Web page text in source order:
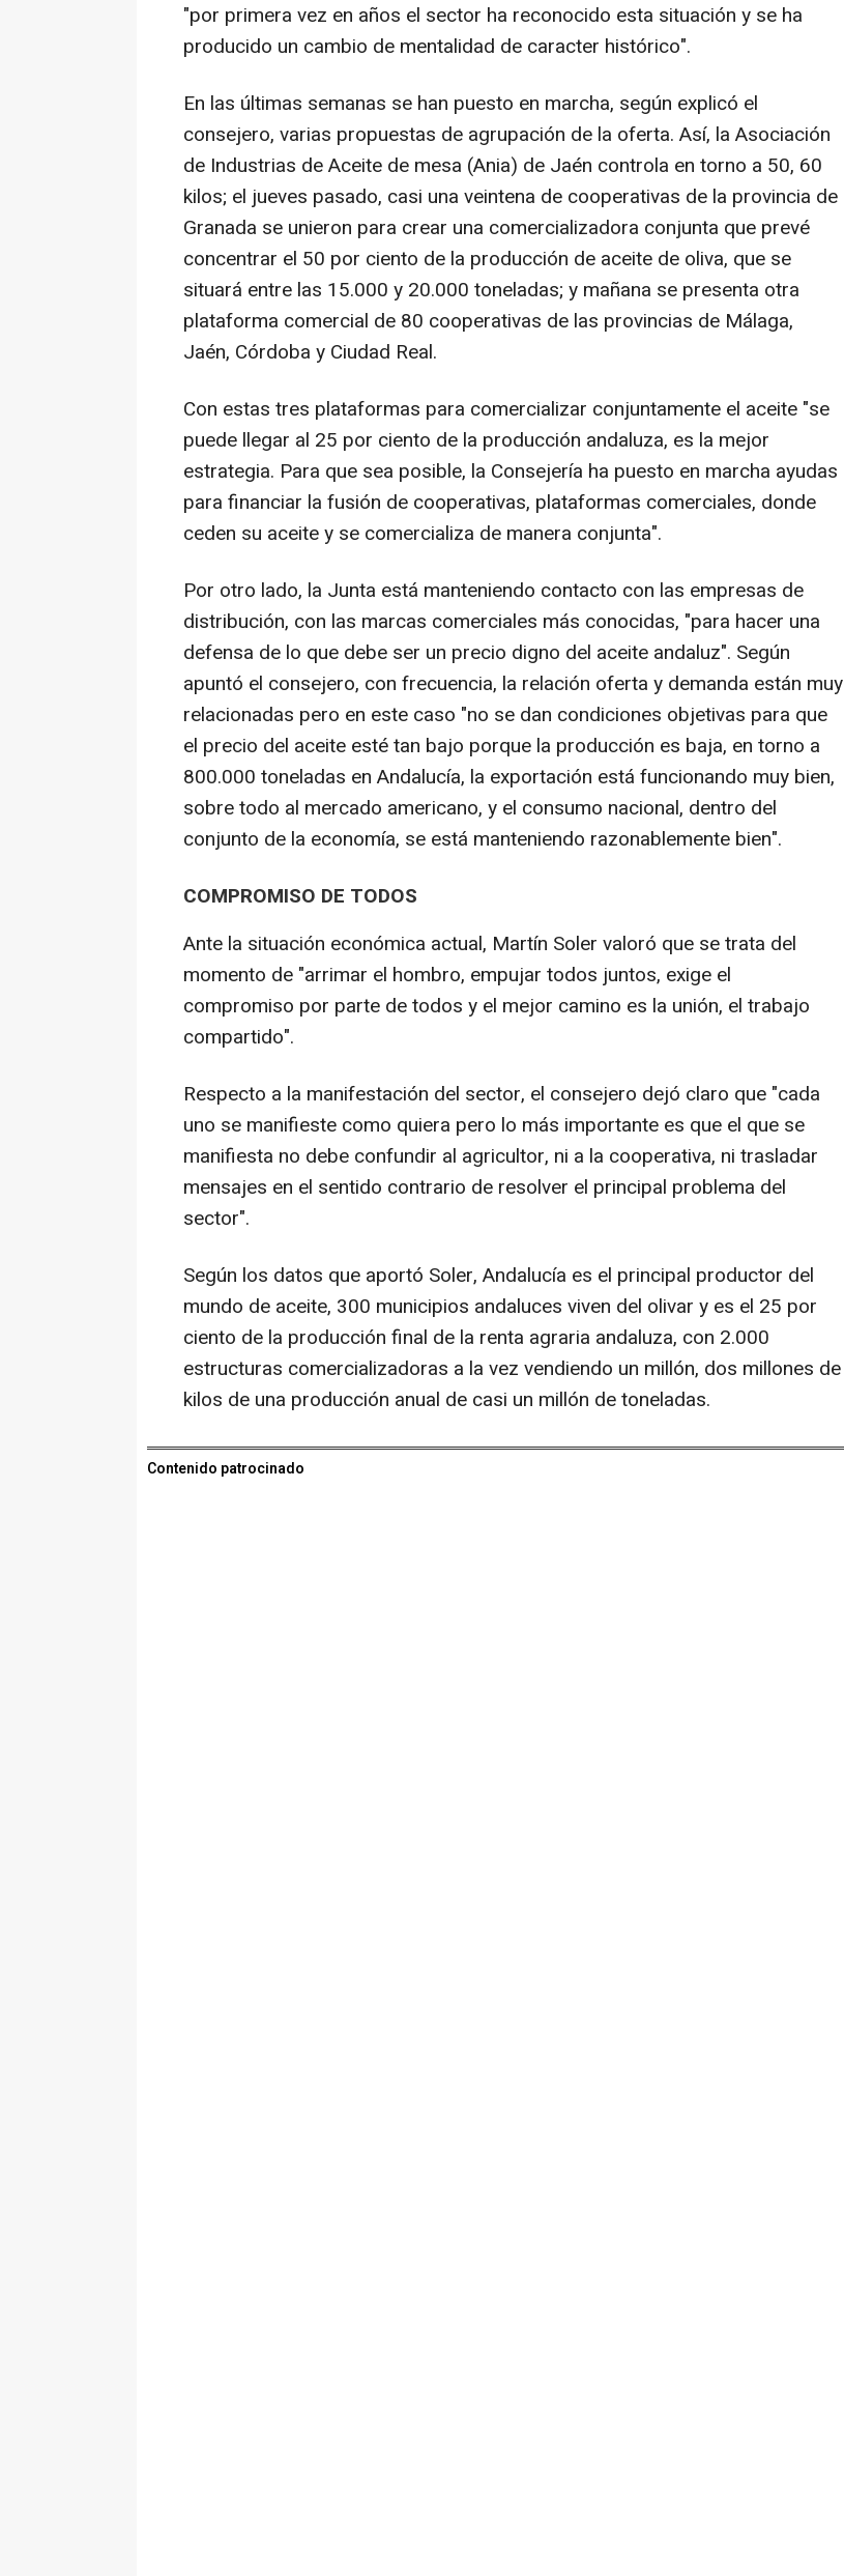
"por primera vez en años el sector ha reconocido esta situación y se ha
producido un cambio de mentalidad de caracter histórico".
En las últimas semanas se han puesto en marcha, según explicó el
consejero, varias propuestas de agrupación de la oferta. Así, la Asociación
de Industrias de Aceite de mesa (Ania) de Jaén controla en torno a 50, 60
kilos; el jueves pasado, casi una veintena de cooperativas de la provincia de
Granada se unieron para crear una comercializadora conjunta que prevé
concentrar el 50 por ciento de la producción de aceite de oliva, que se
situará entre las 15.000 y 20.000 toneladas; y mañana se presenta otra
plataforma comercial de 80 cooperativas de las provincias de Málaga,
Jaén, Córdoba y Ciudad Real.
Con estas tres plataformas para comercializar conjuntamente el aceite "se
puede llegar al 25 por ciento de la producción andaluza, es la mejor
estrategia. Para que sea posible, la Consejería ha puesto en marcha ayudas
para financiar la fusión de cooperativas, plataformas comerciales, donde
ceden su aceite y se comercializa de manera conjunta".
Por otro lado, la Junta está manteniendo contacto con las empresas de
distribución, con las marcas comerciales más conocidas, "para hacer una
defensa de lo que debe ser un precio digno del aceite andaluz". Según
apuntó el consejero, con frecuencia, la relación oferta y demanda están muy
relacionadas pero en este caso "no se dan condiciones objetivas para que
el precio del aceite esté tan bajo porque la producción es baja, en torno a
800.000 toneladas en Andalucía, la exportación está funcionando muy bien,
sobre todo al mercado americano, y el consumo nacional, dentro del
conjunto de la economía, se está manteniendo razonablemente bien".
COMPROMISO DE TODOS
Ante la situación económica actual, Martín Soler valoró que se trata del
momento de "arrimar el hombro, empujar todos juntos, exige el
compromiso por parte de todos y el mejor camino es la unión, el trabajo
compartido".
Respecto a la manifestación del sector, el consejero dejó claro que "cada
uno se manifieste como quiera pero lo más importante es que el que se
manifiesta no debe confundir al agricultor, ni a la cooperativa, ni trasladar
mensajes en el sentido contrario de resolver el principal problema del
sector".
Según los datos que aportó Soler, Andalucía es el principal productor del
mundo de aceite, 300 municipios andaluces viven del olivar y es el 25 por
ciento de la producción final de la renta agraria andaluza, con 2.000
estructuras comercializadoras a la vez vendiendo un millón, dos millones de
kilos de una producción anual de casi un millón de toneladas.
Contenido patrocinado